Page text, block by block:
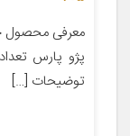
توضیحات […]